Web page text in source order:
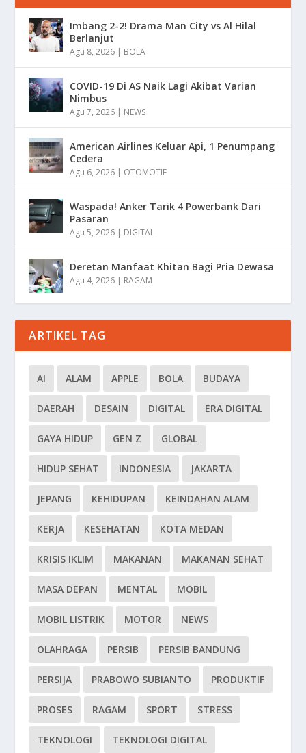
Imbang 2-2! Drama Man City vs Al Hilal
Berlanjut
Agu 8, 2026 | BOLA
COVID-19 Di AS Naik Lagi Akibat Varian
Nimbus
Agu 7, 2026 | NEWS
American Airlines Keluar Api, 1 Penumpang
Cedera
Agu 6, 2026 | OTOMOTIF
Waspada! Anker Tarik 4 Powerbank Dari
Pasaran
Agu 5, 2026 | DIGITAL
Deretan Manfaat Khitan Bagi Pria Dewasa
Agu 4, 2026 | RAGAM
ARTIKEL TAG
AI ALAM APPLE BOLA BUDAYA
DAERAH DESAIN DIGITAL ERA DIGITAL
GAYA HIDUP GEN Z GLOBAL
HIDUP SEHAT INDONESIA JAKARTA
JEPANG KEHIDUPAN KEINDAHAN ALAM
KERJA KESEHATAN KOTA MEDAN
KRISIS IKLIM MAKANAN MAKANAN SEHAT
MASA DEPAN MENTAL MOBIL
MOBIL LISTRIK MOTOR NEWS
OLAHRAGA PERSIB PERSIB BANDUNG
PERSIJA PRABOWO SUBIANTO PRODUKTIF
PROSES RAGAM SPORT STRESS
TEKNOLOGI TEKNOLOGI DIGITAL